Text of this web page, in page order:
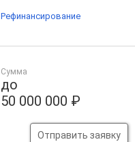
Сумма
до
50 000 000 ₽
Отправить заявку
Рефинансирование